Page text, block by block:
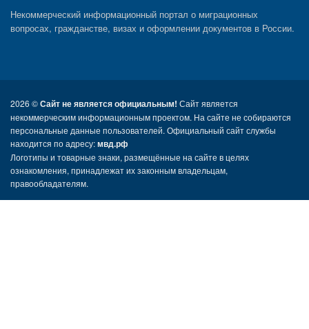
Некоммерческий информационный портал о миграционных
вопросах, гражданстве, визах и оформлении документов в России.
2026 ©Сайт не является официальным! Сайт является
некоммерческим информационным проектом. На сайте не собираются
персональные данные пользователей. Официальный сайт службы
находится по адресу:мвд.рф
Логотипы и товарные знаки, размещённые на сайте в целях
ознакомления, принадлежат их законным владельцам,
правообладателям.